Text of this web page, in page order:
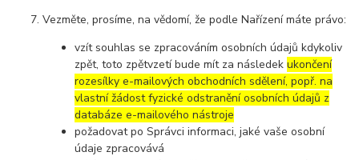
Vezměte, prosíme, na vědomí, že podle Nařízení máte právo:
vzít souhlas se zpracováním osobních údajů kdykoliv
zpět, toto zpětvzetí bude mít za následekukončení
rozesílky e-mailových obchodních sdělení, popř. na
vlastní žádost fyzické odstranění osobních údajů z
databáze e-mailového nástroje
požadovat po Správci informaci, jaké vaše osobní
údaje zpracovává